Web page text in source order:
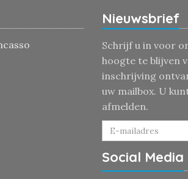
Nieuwsbrief
Schrijf u in voor
hoogte te blijven
inschrijving
uw mailbox. U
afmelden.
Social Media